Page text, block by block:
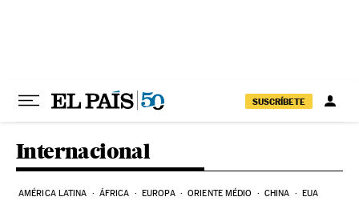
SUSCRÍBETE
Internacional
AMÉRICA LATINA ÁFRICA EUROPA ORIENTE MÉDIO CHINA EUA